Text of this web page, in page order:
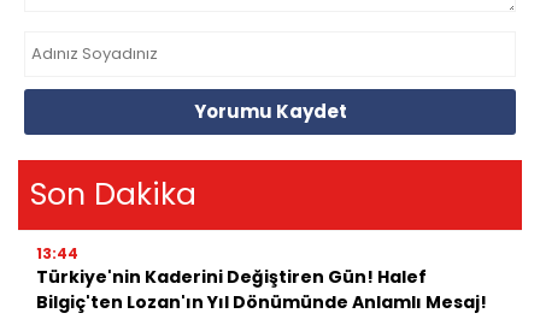
Yorumu Kaydet
Son Dakika
13:44
Türkiye'nin Kaderini Değiştiren Gün! Halef
Bilgiç'ten Lozan'ın Yıl Dönümünde Anlamlı Mesaj!